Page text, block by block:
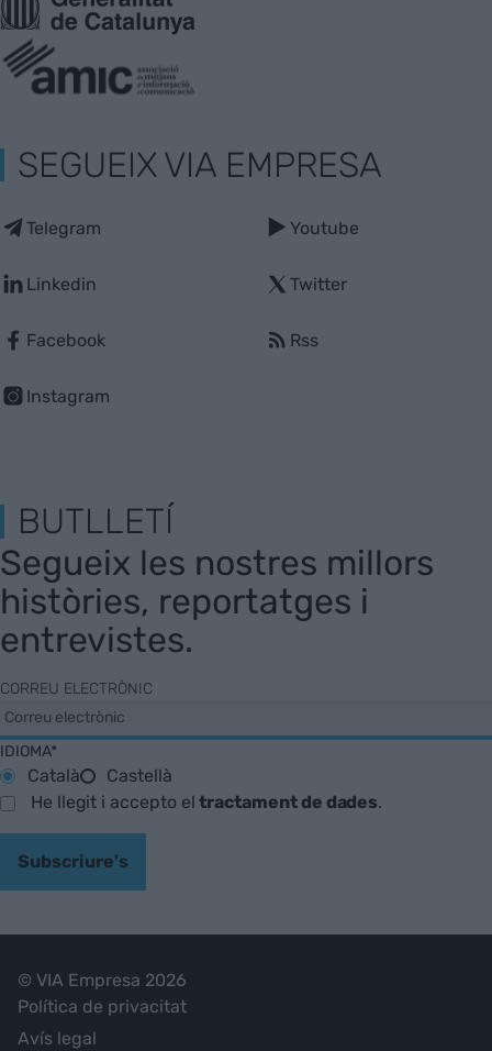
SEGUEIX VIA EMPRESA
Telegram
Linkedin
Facebook
Instagram
Youtube
Twitter
Rss
BUTLLETÍ
Segueix les nostres millors
històries, reportatges i
entrevistes.
CORREU ELECTRÒNIC
IDIOMA*
Català
Castellà
He llegit i accepto eltractament de dades.
Subscriure's
© VIA Empresa 2026
Política de privacitat
Avís legal